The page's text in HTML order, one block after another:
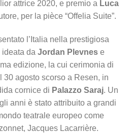
attrice 2020, e premio a Luca
per la pièce “Offelia Suite”.
l’Italia nella prestigiosa
da Jordan Plevnes e
edizione, la cui cerimonia di
30 agosto scorso a Resen, in
cornice di Palazzo Saraj. Un
anni è stato attribuito a grandi
teatrale europeo come
Jacques Lacarrière.